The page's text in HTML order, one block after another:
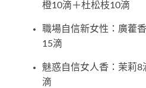
橙10滴＋杜松枝10滴
職場自信新女性：廣藿
15滴
魅惑自信女人香：茉莉
滴